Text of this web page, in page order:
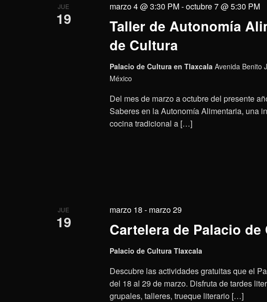
JUE
19
Taller de Autonomía
de Cultura
marzo 4 @ 3:30 PM-octubre 7 @ 5:30 PM
Palacio de Cultura en Tlaxcala Avenida Benito
México
Del mes de marzo a octubre del presente
Saberes en la Autonomía Alimentaria, una
cocina tradicional a […]
JUE
19 Cartelera de Palacio de
marzo 18 - marzo 29
Palacio de Cultura Tlaxcala
Descubre las actividades gratuitas que el
del 18 al 29 de marzo. Disfruta de tardes
grupales, talleres, trueque literario […]